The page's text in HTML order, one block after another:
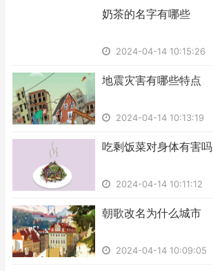
​奶茶的名字有哪些
2024-04-14 10:15:26
​地震灾害有哪些特点
2024-04-14 10:13:19
​吃剩饭菜对身体有害吗
2024-04-14 10:11:12
​朝歌改名为什么城市
2024-04-14 10:09:05